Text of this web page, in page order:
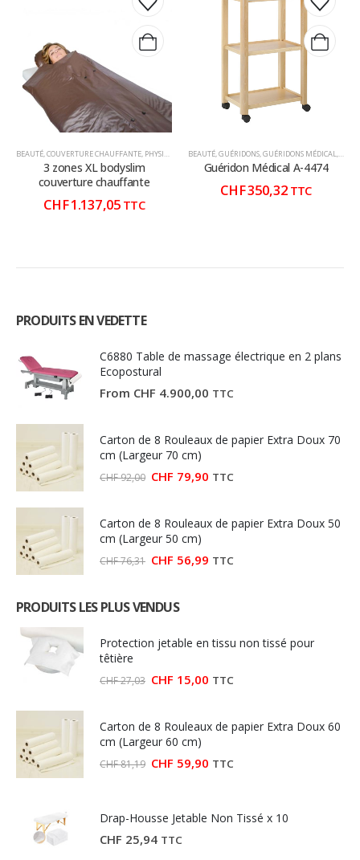
BEAUTÉ,COUVERTURE CHAUFFANTE, PHYSIO-MASSAGE ,THERMO-SPA,THERMOTHÉRAPIE,
3 zones XL bodyslim
couverture chauffante
CHF1.137,05 TTC
BEAUTÉ,GUÉRIDONS,GUÉRIDONS MÉDICAL,
Guéridon Médical A-4474
CHF350,32 TTC
PRODUITS EN VEDETTE
C6880 Table de massage électrique en 2 plans
Ecopostural
From CHF 4.900,00 TTC
Carton de 8 Rouleaux de papier Extra Doux 70
cm (Largeur 70 cm)
CHF92,00 Le
CHF 92,00.
CHF 79,90Le
CHF 79,90.
TTC
Carton de 8 Rouleaux de papier Extra Doux 50
cm (Largeur 50 cm)
CHF76,31 Le
CHF 76,31.
CHF 56,99Le
TTC
PRODUITS LES PLUS VENDUS
Protection jetable en tissu non tissé pour
têtière
CHF27,03 Le
CHF 27,03.
CHF 15,00Le
CHF 15,00.
TTC
Carton de 8 Rouleaux de papier Extra Doux 60
cm (Largeur 60 cm)
CHF81,19 Le
CHF 81,19.
CHF 59,90Le
CHF 59,90.
TTC
Drap-Housse Jetable Non Tissé x 10
CHF 25,94 TTC